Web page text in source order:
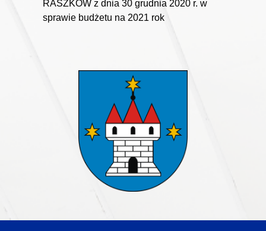
RASZKÓW z dnia 30 grudnia 2020 r. w
sprawie budżetu na 2021 rok